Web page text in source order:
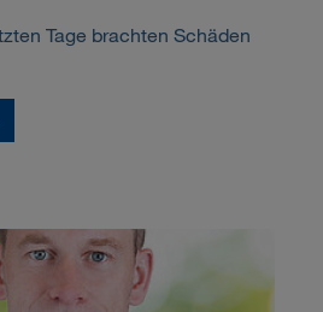
Tage brachten Schäden